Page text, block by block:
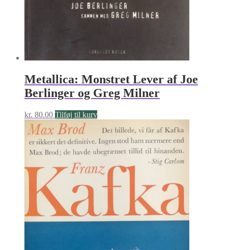
Metallica: Monstret Lever af Joe
Berlinger og Greg Milner
kr. 80.00 Tilføj til kurv